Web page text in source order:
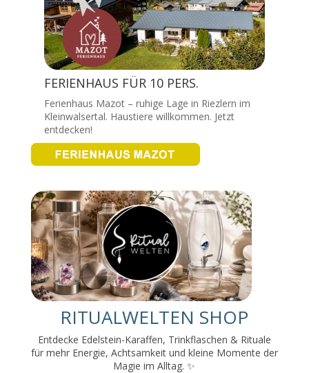
FERIENHAUS FÜR 10 PERS.
Ferienhaus Mazot – ruhige Lage in Riezlern im
Kleinwalsertal. Haustiere willkommen. Jetzt
entdecken!
RITUALWELTEN SHOP
Entdecke Edelstein-Karaffen, Trinkflaschen & Rituale
für mehr Energie, Achtsamkeit und kleine Momente der
Magie im Alltag. ✨